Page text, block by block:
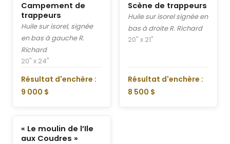
Campement de
trappeurs
Huile sur isorel, signée
en bas à gauche R.
Richard
20" x 24"
Résultat d'enchère :
9 000 $
Scène de trappeurs
Huile sur isorel signée en
bas à droite R. Richard
20" x 21"
Résultat d'enchère :
8 500 $
« Le moulin de l’Ile
aux Coudres »